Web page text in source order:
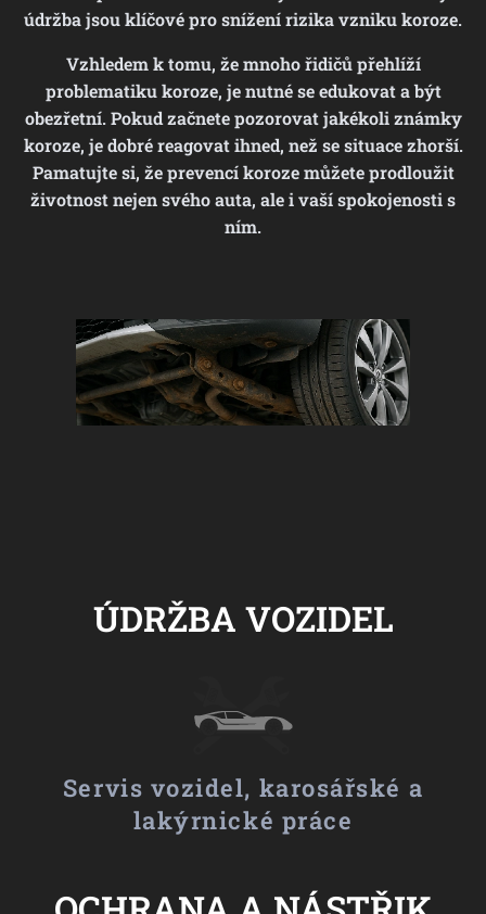
údržba jsou klíčové pro snížení rizika vzniku koroze.
Vzhledem k tomu, že mnoho řidičů přehlíží
problematiku koroze, je nutné se edukovat a být
obezřetní. Pokud začnete pozorovat jakékoli známky
koroze, je dobré reagovat ihned, než se situace zhorší.
Pamatujte si, že prevencí koroze můžete prodloužit
životnost nejen svého auta, ale i vaší spokojenosti s
ním.
ÚDRŽBA VOZIDEL
Servis vozidel, karosářské a
lakýrnické práce